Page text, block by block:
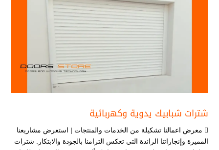
شترات شبابيك يدوية وكهربائية
 معرض اعمالنا تشكيلة من الخدمات والمنتجات | استعرض مشاريعنا
المميزة وإنجازاتنا الرائدة التي تعكس التزامنا بالجودة والابتكار. شترات